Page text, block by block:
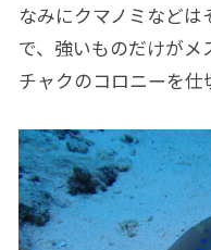
なみにクマノミなど
で、強いものだけがメ
チャクのコロニーを仕